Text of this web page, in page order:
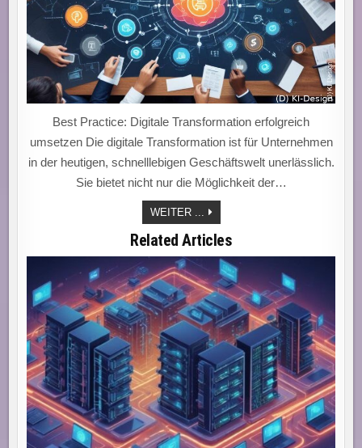
Best Practice: Digitale Transformation erfolgreich
umsetzen Die digitale Transformation ist für Unternehmen
in der heutigen, schnelllebigen Geschäftswelt unerlässlich.
Sie bietet nicht nur die Möglichkeit der…
WEITER ...
„23.08.2025:
EFFEKTIVE
BEST
PRACTICES
NACHHALTIGEN
ERFOLG
IM
FOKUS“
Related Articles